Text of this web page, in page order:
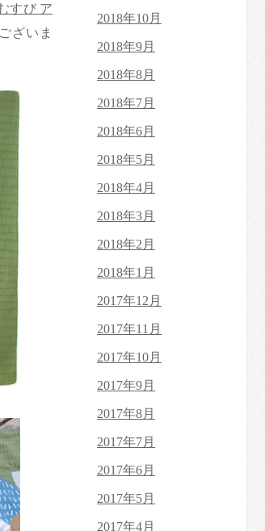
すび ア
ざいま
2018年10月
2018年9月
2018年8月
2018年7月
2018年6月
2018年5月
2018年4月
2018年3月
2018年2月
2018年1月
2017年12月
2017年11月
2017年10月
2017年9月
2017年8月
2017年7月
2017年6月
2017年5月
2017年4月